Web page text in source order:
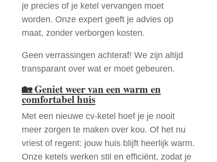
je precies of je ketel vervangen moet
worden. Onze expert geeft je advies op
maat, zonder verborgen kosten.
Geen verrassingen achteraf! We zijn altijd
transparant over wat er moet gebeuren.
🏡Geniet weer van een warm en
comfortabel huis
Met een nieuwe cv-ketel hoef je je nooit
meer zorgen te maken over kou. Of het nu
vriest of regent: jouw huis blijft heerlijk warm.
Onze ketels werken stil en efficiënt, zodat je